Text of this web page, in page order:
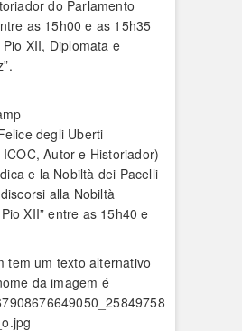
do Parlamento
as 15h00 e as 15h35
XII, Diplomata e
degli Uberti
Autor e Historiador)
e la Nobiltà dei Pacelli
alla Nobiltà
XII” entre as 15h40 e